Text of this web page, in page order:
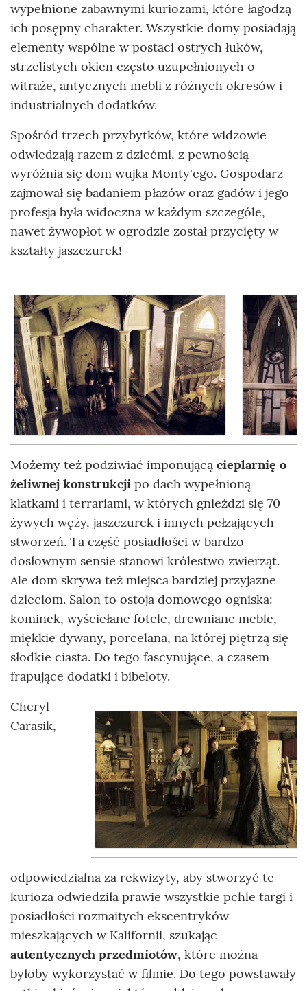
wypełnione zabawnymi kuriozami, które łagodzą
ich posępny charakter. Wszystkie domy posiadają
elementy wspólne w postaci ostrych łuków,
strzelistych okien często uzupełnionych o
witraże, antycznych mebli z różnych okresów i
industrialnych dodatków.
Spośród trzech przybytków, które widzowie
odwiedzają razem z dziećmi, z pewnością
wyróżnia się dom wujka Monty'ego. Gospodarz
zajmował się badaniem płazów oraz gadów i jego
profesja była widoczna w każdym szczególe,
nawet żywopłot w ogrodzie został przycięty w
kształty jaszczurek!
Możemy też podziwiać imponującą cieplarnię o
żeliwnej konstrukcji po dach wypełnioną
klatkami i terrariami, w których gnieździ się 70
żywych węży, jaszczurek i innych pełzających
stworzeń. Ta część posiadłości w bardzo
dosłownym sensie stanowi królestwo zwierząt.
Ale dom skrywa też miejsca bardziej przyjazne
dzieciom. Salon to ostoja domowego ogniska:
kominek, wyściełane fotele, drewniane meble,
miękkie dywany, porcelana, na której piętrzą się
słodkie ciasta. Do tego fascynujące, a czasem
frapujące dodatki i bibeloty.
Cheryl
Carasik,
odpowiedzialna za rekwizyty, aby stworzyć te
kurioza odwiedziła prawie wszystkie pchle targi i
posiadłości rozmaitych ekscentryków
mieszkających w Kalifornii, szukając
autentycznych przedmiotów, które można
byłoby wykorzystać w filmie. Do tego powstawały